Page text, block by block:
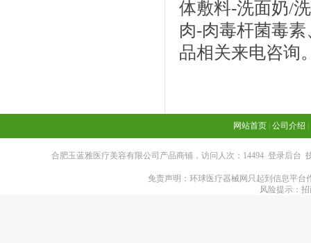
体敷料-洗面奶/
肉-肉毒杆菌毒
品相关来电咨询
网站首页 公司介绍
合肥玉蓝雅医疗美容有限公司产品商铺，访问人次：14494登录后台
免责声明：环球医疗器械网只起到信息平
风险提示：